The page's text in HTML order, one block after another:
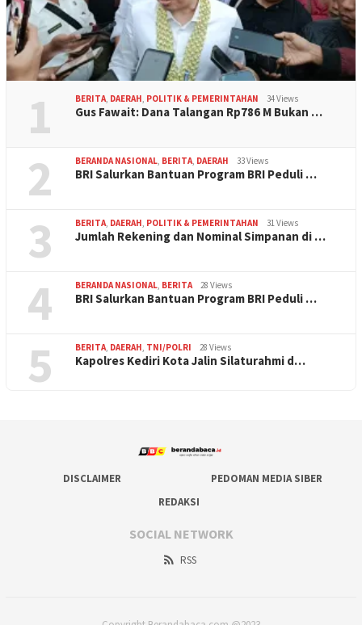
1 BERITA, DAERAH, POLITIK & PEMERINTAHAN 34 Views
Gus Fawait: Dana Talangan Rp786 M Bukan …
2 BERANDA NASIONAL, BERITA, DAERAH 33 Views
BRI Salurkan Bantuan Program BRI Peduli …
3 BERITA, DAERAH, POLITIK & PEMERINTAHAN 31 Views
Jumlah Rekening dan Nominal Simpanan di …
4 BERANDA NASIONAL, BERITA 28 Views
BRI Salurkan Bantuan Program BRI Peduli …
5 BERITA, DAERAH, TNI/POLRI 28 Views
Kapolres Kediri Kota Jalin Silaturahmi d…
DISCLAIMER
PEDOMAN MEDIA SIBER
REDAKSI
SOCIAL NETWORK
RSS